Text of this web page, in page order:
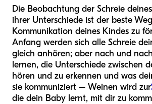
Die Beobachtung der Schreie
ihrer Unterschiede ist der beste
Kommunikation deines Kindes zu
Anfang werden sich alle Schreie
gleich anhören; aber nach und
lernen, die Unterschiede zwischen
hören und zu erkennen und was
sie kommuniziert – Weinen wird zur
die dein Baby lernt, mit dir zu